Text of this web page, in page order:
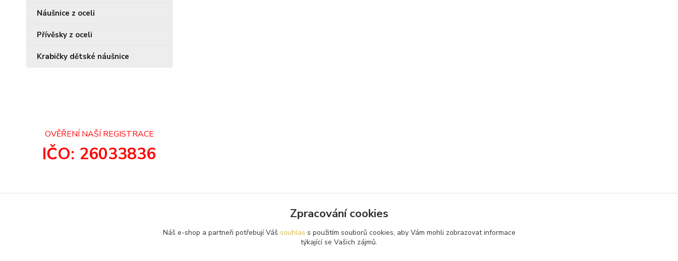
Náušnice z oceli
Přívěsky z oceli
Krabičky dětské náušnice
OVĚŘENÍ NAŠÍ REGISTRACE
IČO: 26033836
Zpracování cookies
Náš e-shop a partneři potřebují Váš souhlas s použitím souborů cookies, aby Vám mohli zobrazovat informace
týkající se Vašich zájmů.